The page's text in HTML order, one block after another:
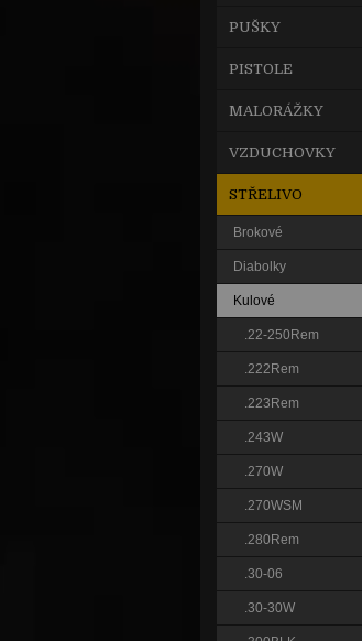
PUŠKY
PISTOLE
MALORÁŽKY
VZDUCHOVKY
STŘELIVO
Brokové
Diabolky
Kulové
.22-250Rem
.222Rem
.223Rem
.243W
.270W
.270WSM
.280Rem
.30-06
.30-30W